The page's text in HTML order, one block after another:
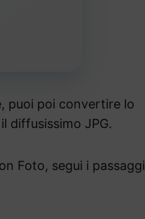
puoi poi convertire lo
diffusissimo JPG.
Foto, segui i passaggi